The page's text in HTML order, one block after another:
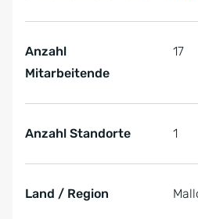
Anzahl
Mitarbeitende
17
Anzahl Standorte 1
Land / Region